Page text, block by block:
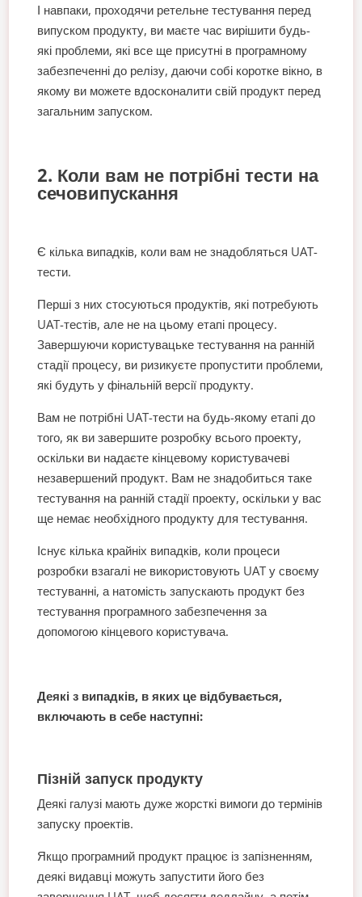
І навпаки, проходячи ретельне тестування перед
випуском продукту, ви маєте час вирішити будь-
які проблеми, які все ще присутні в програмному
забезпеченні до релізу, даючи собі коротке вікно, в
якому ви можете вдосконалити свій продукт перед
загальним запуском.
2. Коли вам не потрібні тести на
сечовипускання
Є кілька випадків, коли вам не знадобляться UAT-
тести.
Перші з них стосуються продуктів, які потребують
UAT-тестів, але не на цьому етапі процесу.
Завершуючи користувацьке тестування на ранній
стадії процесу, ви ризикуєте пропустити проблеми,
які будуть у фінальній версії продукту.
Вам не потрібні UAT-тести на будь-якому етапі до
того, як ви завершите розробку всього проекту,
оскільки ви надаєте кінцевому користувачеві
незавершений продукт. Вам не знадобиться таке
тестування на ранній стадії проекту, оскільки у вас
ще немає необхідного продукту для тестування.
Існує кілька крайніх випадків, коли процеси
розробки взагалі не використовують UAT у своєму
тестуванні, а натомість запускають продукт без
тестування програмного забезпечення за
допомогою кінцевого користувача.
Деякі з випадків, в яких це відбувається,
включають в себе наступні:
Пізній запуск продукту
Деякі галузі мають дуже жорсткі вимоги до термінів
запуску проектів.
Якщо програмний продукт працює із запізненням,
деякі видавці можуть запустити його без